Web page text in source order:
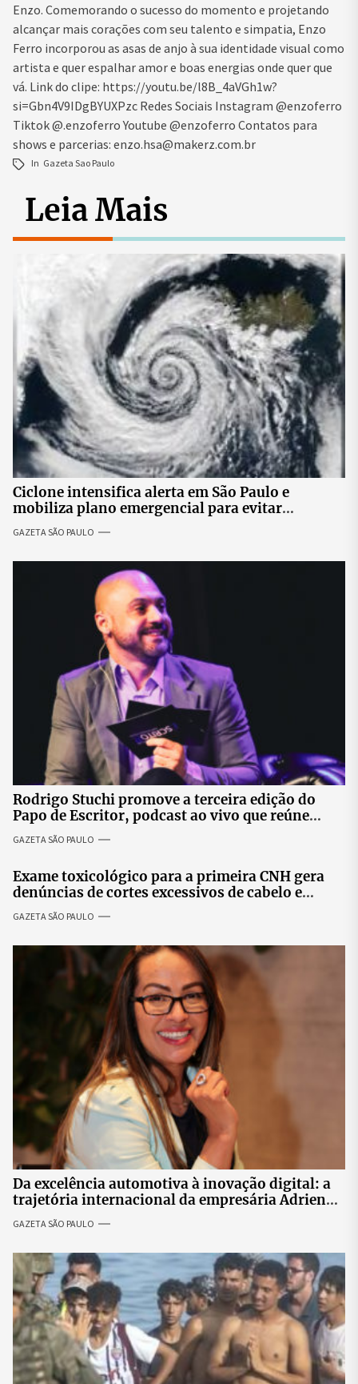
Enzo. Comemorando o sucesso do momento e projetando
alcançar mais corações com seu talento e simpatia, Enzo
Ferro incorporou as asas de anjo à sua identidade visual como
artista e quer espalhar amor e boas energias onde quer que
vá. Link do clipe: https://youtu.be/l8B_4aVGh1w?
si=Gbn4V9IDgBYUXPzc Redes Sociais Instagram @enzoferro
Tiktok @.enzoferro Youtube @enzoferro Contatos para
shows e parcerias: enzo.hsa@makerz.com.br
In Gazeta Sao Paulo
Leia Mais
Ciclone intensifica alerta em São Paulo e
mobiliza plano emergencial para evitar
impactos no fornecimento de energia
GAZETA SÃO PAULO
Rodrigo Stuchi promove a terceira edição do
Papo de Escritor, podcast ao vivo que reúne
especialistas para discutir saúde mental e
prosperidade.
GAZETA SÃO PAULO
Exame toxicológico para a primeira CNH gera
denúncias de cortes excessivos de cabelo e
revolta entre candidatas
GAZETA SÃO PAULO
Da excelência automotiva à inovação digital: a
trajetória internacional da empresária Adriene
GAZETA SÃO PAULO